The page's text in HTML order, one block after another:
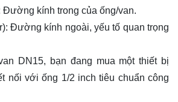
Đường kính trong của ống/van.
Đường kính ngoài, yếu tố quan trọng
DN15, bạn đang mua một thiết bị
nối với ống 1/2 inch tiêu chuẩn công